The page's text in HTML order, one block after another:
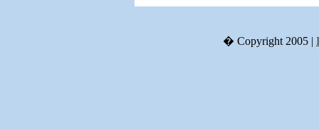
� Copyright 2005 |